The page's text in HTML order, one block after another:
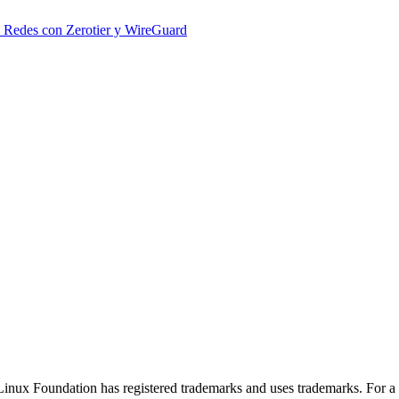
con Zerotier y WireGuard
Foundation has registered trademarks and uses trademarks. For